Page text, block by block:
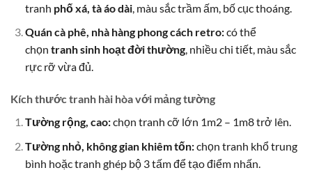
tranh phố xá, tà áo dài, màu sắc trầm ấm, bố cục thoáng.
Quán cà phê, nhà hàng phong cách retro:có thể
chọn tranh sinh hoạt đời thường, nhiều chi tiết, màu sắc
rực rỡ vừa đủ.
Kích thước tranh hài hòa với mảng tường
Tường rộng, cao:chọn tranh cỡ lớn 1m2 – 1m8 trở lên.
Tường nhỏ, không gian khiêm tốn:chọn tranh khổ trung
bình hoặc tranh ghép bộ 3 tấm để tạo điểm nhấn.